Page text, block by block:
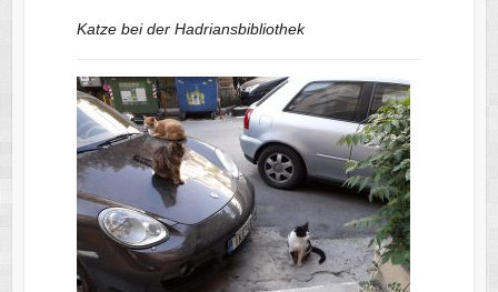
Katze bei der Hadriansbibliothek